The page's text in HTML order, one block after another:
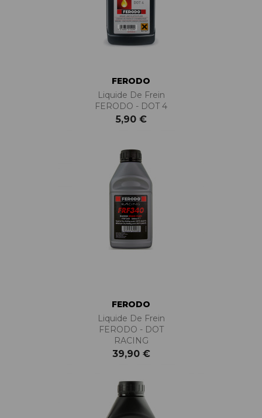
FERODO
Liquide De Frein
FERODO - DOT 4
5,90 €
FERODO
Liquide De Frein
FERODO - DOT
RACING
39,90 €